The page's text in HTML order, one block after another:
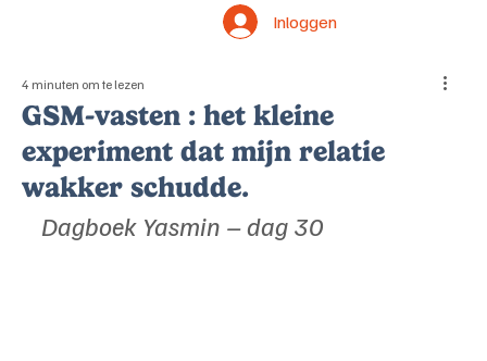
Inloggen
GSM-vasten : het kleine
experiment dat mijn relatie
wakker schudde.
4 minuten om te lezen
Dagboek Yasmin – dag 30